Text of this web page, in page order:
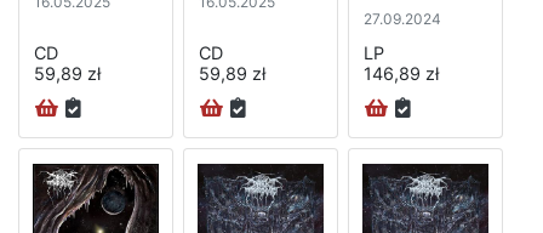
CD
59,89 zł
CD
59,89 zł
27.09.2024
LP
146,89 zł